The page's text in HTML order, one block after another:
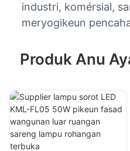
industri, komérsial,
meryogikeun
Produk Anu